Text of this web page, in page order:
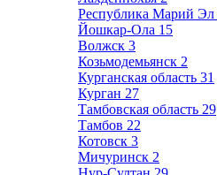
Республика Марий Эл
Йошкар-Ола 15
Волжск 3
Козьмодемьянск 2
Курганская область 31
Курган 27
Тамбовская область 29
Тамбов 22
Котовск 3
Мичуринск 2